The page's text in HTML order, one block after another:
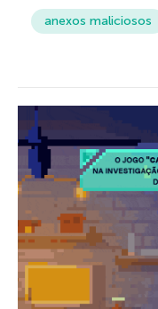
anexos maliciosos